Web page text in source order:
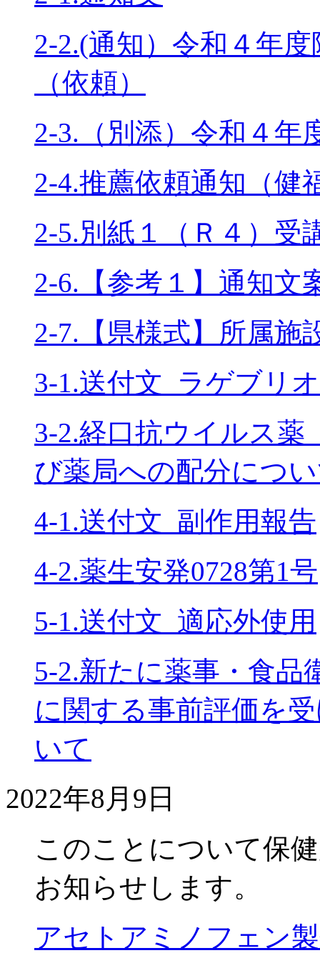
2-2.(通知）令和４年
（依頼）
2-3.（別添）令和４年
2-4.推薦依頼通知（健
2-5.別紙１（Ｒ４）受
2-6.【参考１】通知文
2-7.【県様式】所属施
3-1.送付文_ラゲブリオ
3-2.経口抗ウイルス薬
び薬局への配分につ
4-1.送付文_副作用報告
4-2.薬生安発0728第1号
5-1.送付文_適応外使用
5-2.新たに薬事・食品
に関する事前評価を
いて
2022年8月9日
このことについて保
お知らせします。
アセトアミノフェン